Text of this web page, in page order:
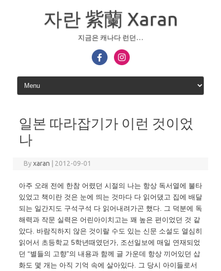
자란 紫蘭 Xaran
지금은 캐나다 런던…
일본 따라잡기가 이런 것이었
나
Byxaran 2012-09-01
아주 오래 전에 한참 어렸던 시절의 나는 항상 독서열에 불타
있었고 책이란 것은 눈에 띄는 것마다 다 읽어댔고 집에 배달
되는 일간지도 구석구석 다 읽어내려가곤 했다. 그 덕분에 독
해력과 작문 실력은 어린아이치고는 꽤 높은 편이었던 것 같
았다. 바람직하지 않은 것이랄 수도 있는 신문 소설도 열심히
읽어서 초등학교 5학년때였던가, 조선일보에 매일 연재되었
던 “별들의 고향”의 내용과 함께 글 가운데 항상 끼어있던 삽
화도 몇 개는 아직 기억 속에 살아있다. 그 당시 아이들로서